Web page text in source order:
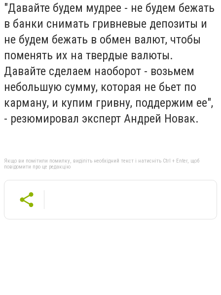
"Давайте будем мудрее - не будем бежать
в банки снимать гривневые депозиты и
не будем бежать в обмен валют, чтобы
поменять их на твердые валюты.
Давайте сделаем наоборот - возьмем
небольшую сумму, которая не бьет по
карману, и купим гривну, поддержим ее",
- резюмировал эксперт Андрей Новак.
Якщо ви помітили помилку, виділіть необхідний текст і натисніть Ctrl + Enter, щоб
повідомити про це редакцію